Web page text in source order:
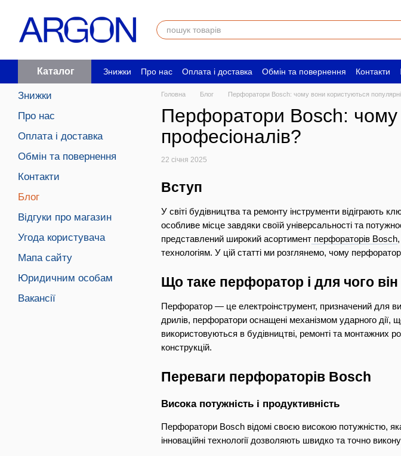
Каталог Знижки Про нас Оплата і доставка Обмін та повернення Контакти
Угода користувача
Юридичним особам Вакансії
Головна Блог Перфоратори Bosch: чому вони користуються
Перфоратори Bosch: чому
професіоналів?
22 січня 2025
Вступ
У світі будівництва та ремонту інструменти відіграють
особливе місце завдяки своїй універсальності та
представлений широкий асортимент перфораторів Bosch
технологіям. У цій статті ми розглянемо, чому
Що таке перфоратор і для чого він
Перфоратор — це електроінструмент, призначений для
дрилів, перфоратори оснащені механізмом ударного дії,
використовуються в будівництві, ремонті та монтажних
конструкцій.
Переваги перфораторів Bosch
Висока потужність і продуктивність
Перфоратори Bosch відомі своєю високою потужністю,
інноваційні технології дозволяють швидко та точно
Знижки
Про нас
Оплата і доставка
Обмін та повернення
Контакти
Блог
Відгуки про магазин
Угода користувача
Мапа сайту
Юридичним особам
Вакансії